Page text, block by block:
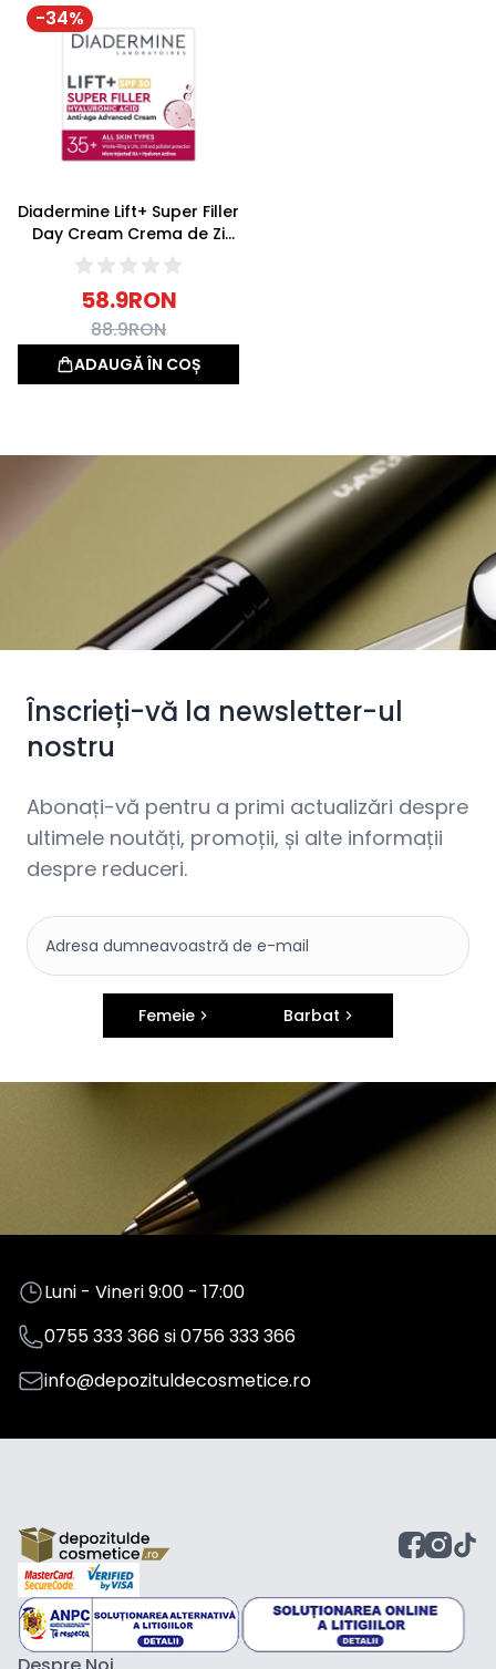
-34%
Diadermine Lift+ Super Filler
Day Cream Crema de Zi
Antirid SPF30 50ml
58.9RON
88.9RON
ADAUGĂ ÎN COȘ
Înscrieți-vă la newsletter-ul
nostru
Abonați-vă pentru a primi actualizări despre
ultimele noutăți, promoții, și alte informații
despre reduceri.
Femeie Barbat
Luni - Vineri 9:00 - 17:00
0755 333 366si0756 333 366
info@depozituldecosmetice.ro